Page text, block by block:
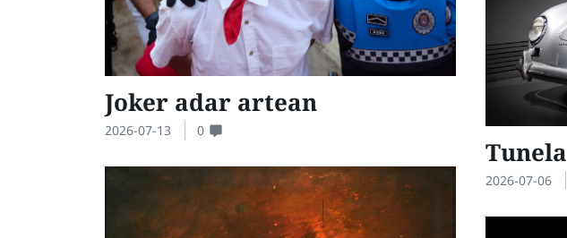
Joker adar artean
2026-07-13 0
Tunela
2026-07-06